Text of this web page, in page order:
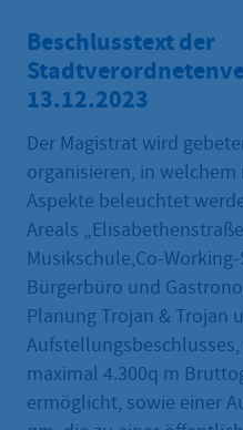
Beschlusstext der
13.12.2023
Der Magistrat wird
organisieren, in
Aspekte beleuchtet
Areals
Musikschule,Co-
Bürgerbüro und
Planung Trojan & Trojan
maximal 4.300q m
ermöglicht, sowie einer